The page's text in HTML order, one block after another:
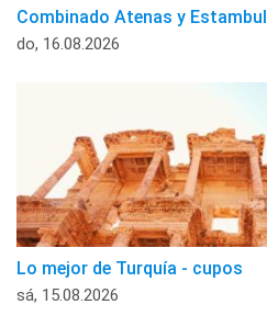
Combinado Atenas y Estambul
do, 16.08.2026
Lo mejor de Turquía - cupos
sá, 15.08.2026